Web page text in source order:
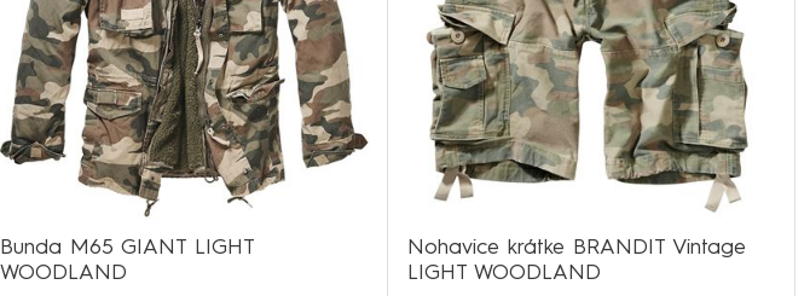
Bunda M65 GIANT LIGHT
WOODLAND
Nohavice krátke BRANDIT Vintage
LIGHT WOODLAND